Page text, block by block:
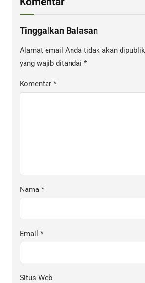
Tinggalkan Balasan
Alamat email Anda tidak akan
yang wajib ditandai *
Komentar *
Nama *
Email *
Situs Web